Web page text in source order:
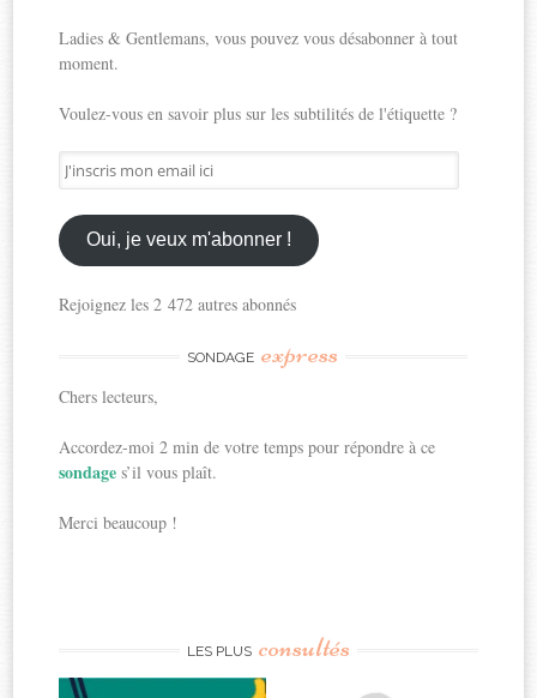
Ladies & Gentlemans, vous pouvez vous désabonner à tout
moment.
Voulez-vous en savoir plus sur les subtilités de l'étiquette ?
J'inscris
mon
email
ici
Oui, je veux m'abonner !
Rejoignez les 2 472 autres abonnés
SONDAGE express
Chers lecteurs,
Accordez-moi 2 min de votre temps pour répondre à ce
sondages’il vous plaît.
Merci beaucoup !
LES PLUS consultés